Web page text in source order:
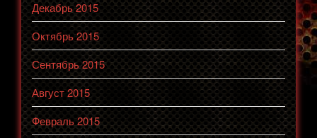
Декабрь 2015
Октябрь 2015
Сентябрь 2015
Август 2015
Февраль 2015